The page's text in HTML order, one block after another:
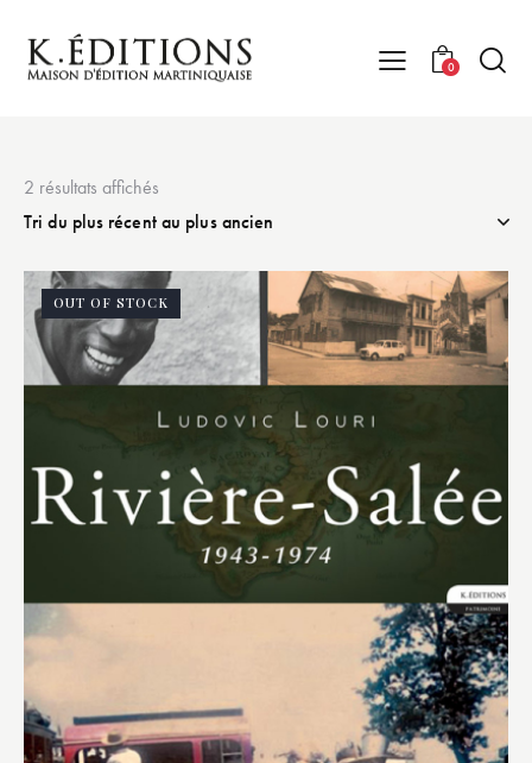
0
2 résultats affichés
OUT OF STOCK